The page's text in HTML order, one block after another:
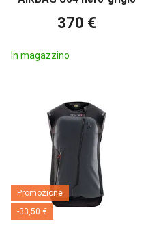
370 €
In magazzino
Promozione
-33,50 €